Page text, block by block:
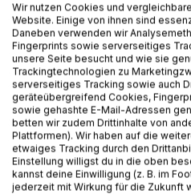
BESCHREIBUNG
Der Bankangestellte Frank
verhaftet, Drogenhändler als
Zwei Tage später kommt er bei
Leben. Kommissar Weis, dem
entzogen wird, ermittelt auf
Mittlerweile nimmt sich Franks
Wir nutzen Cookies und
Website. Einige von ihnen sind
Daneben verwenden wir
Fingerprints sowie serverseitiges
unsere Seite besucht und wie sie
Trackingtechnologien zu
serverseitiges Tracking sowie auch
geräteübergreifend Cookies,
sowie gehashte E-Mail-Adressen
betten wir zudem Drittinhalte von
Plattformen). Wir haben auf die
etwaiges Tracking durch den
Einstellung willigst du in die oben
kannst deine Einwilligung (z. B. im
jederzeit mit Wirkung für die Zukunft